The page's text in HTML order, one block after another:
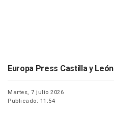
Europa Press Castilla y León
Martes, 7 julio 2026
Publicado: 11:54